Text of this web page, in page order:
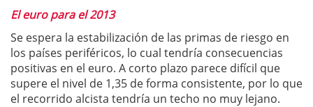
El euro para el 2013
Se espera la estabilización de las primas de riesgo en
los países periféricos, lo cual tendría consecuencias
positivas en el euro. A corto plazo parece difícil que
supere el nivel de 1,35 de forma consistente, por lo que
el recorrido alcista tendría un techo no muy lejano.